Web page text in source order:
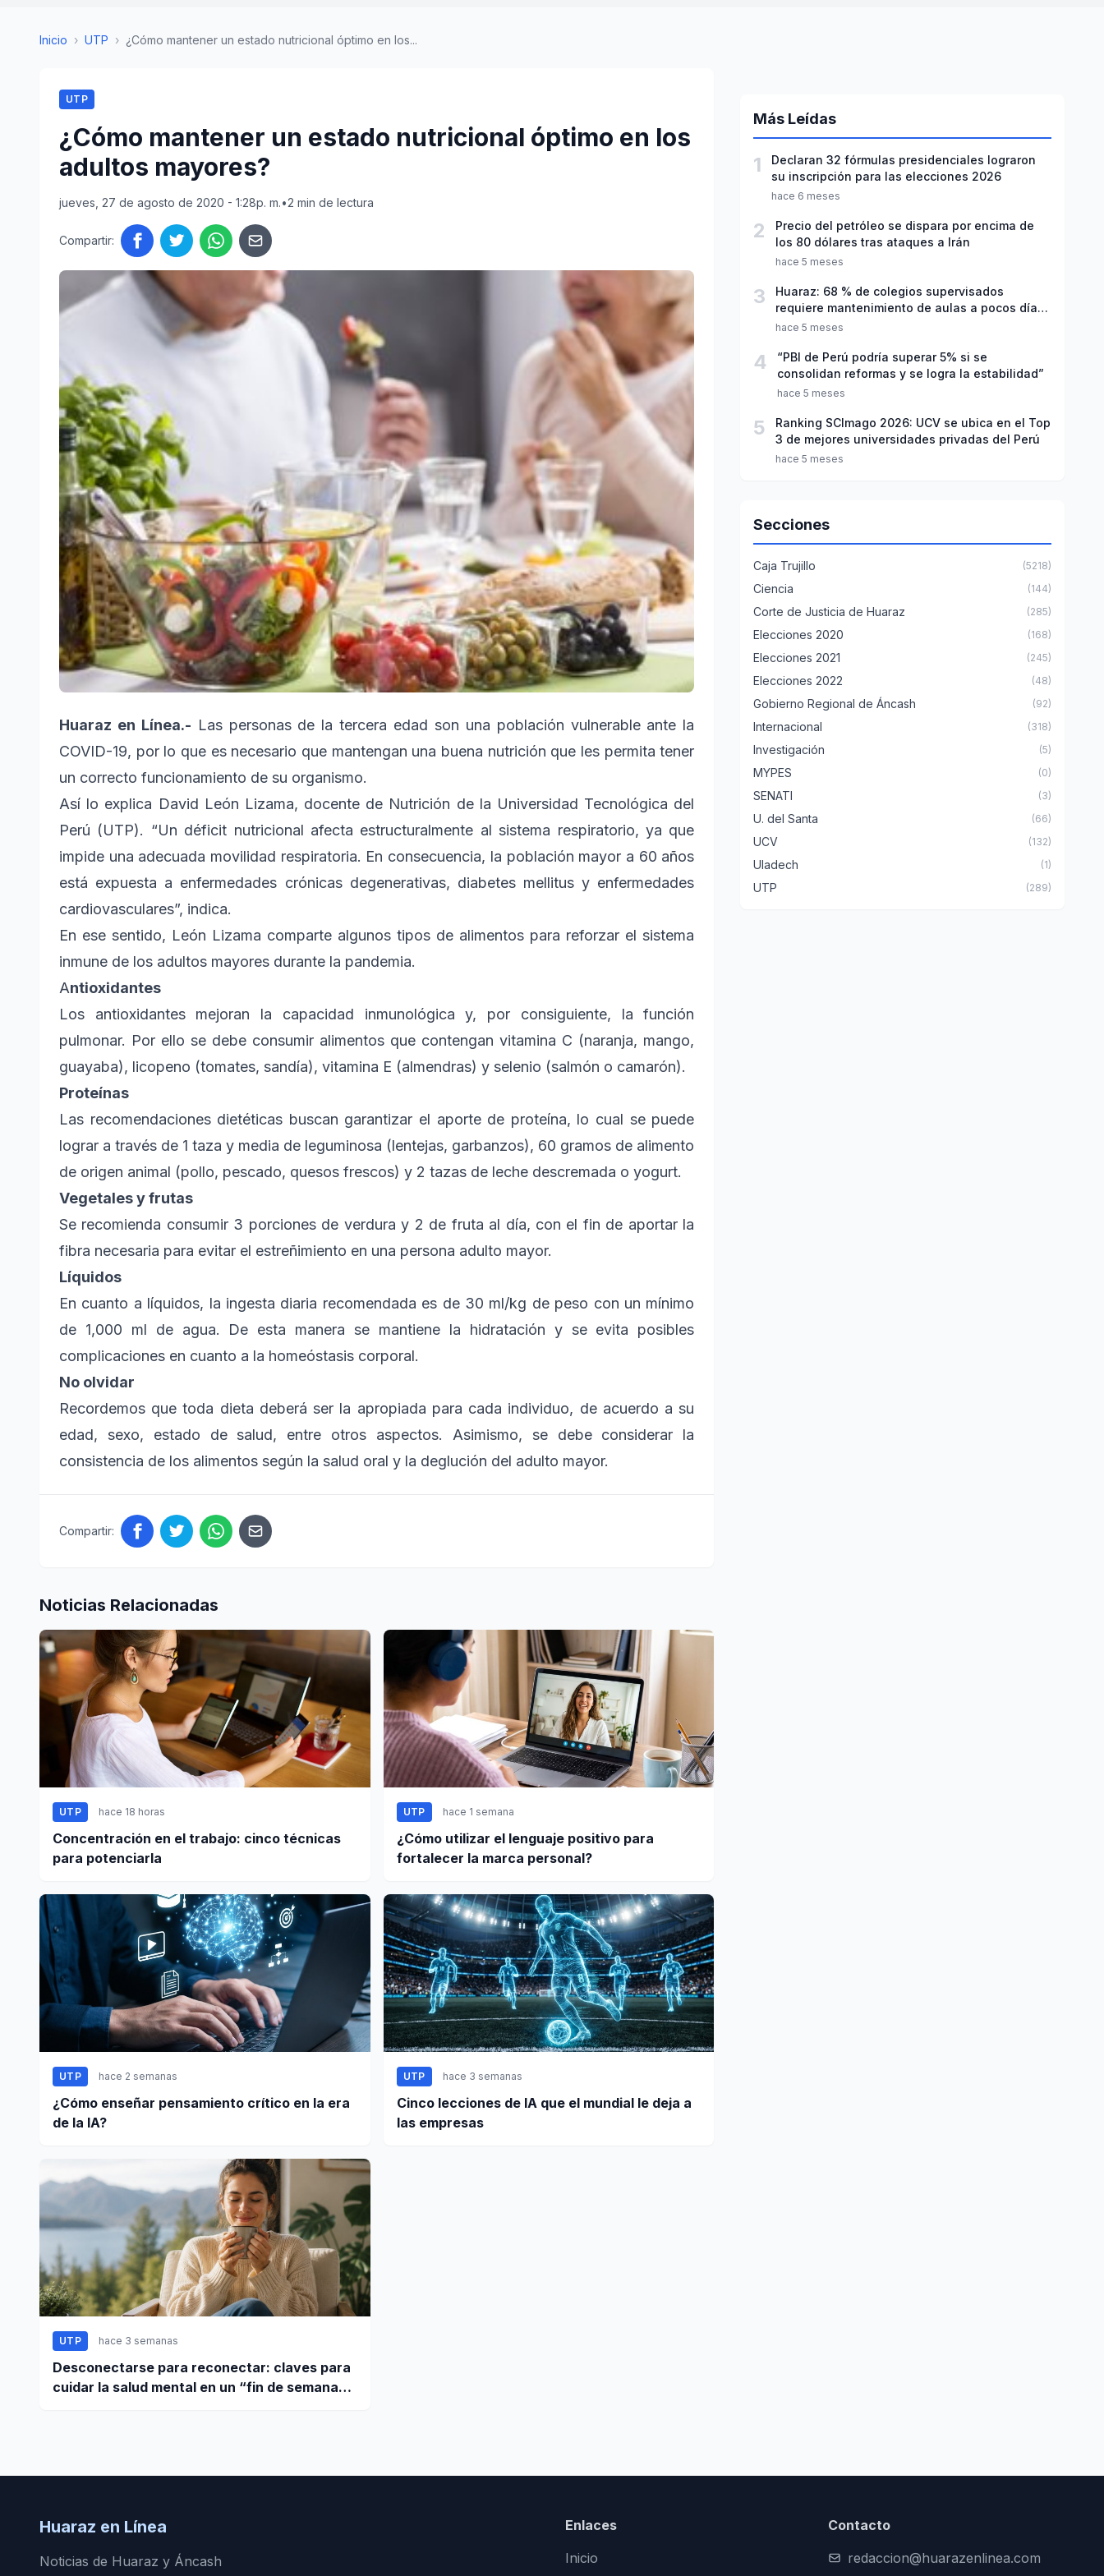
Inicio › UTP › ¿Cómo mantener un estado nutricional óptimo en los...
UTP
¿Cómo mantener un estado nutricional óptimo en los
adultos mayores?
jueves, 27 de agosto de 2020 - 1:28p. m.•2 min de lectura
Compartir:
Huaraz en Línea.- Las personas de la tercera edad son una población vulnerable ante la
COVID-19, por lo que es necesario que mantengan una buena nutrición que les permita tener
un correcto funcionamiento de su organismo.
Así lo explica David León Lizama, docente de Nutrición de la Universidad Tecnológica del
Perú (UTP). “Un déficit nutricional afecta estructuralmente al sistema respiratorio, ya que
impide una adecuada movilidad respiratoria. En consecuencia, la población mayor a 60 años
está expuesta a enfermedades crónicas degenerativas, diabetes mellitus y enfermedades
cardiovasculares”, indica.
En ese sentido, León Lizama comparte algunos tipos de alimentos para reforzar el sistema
inmune de los adultos mayores durante la pandemia.
Antioxidantes
Los antioxidantes mejoran la capacidad inmunológica y, por consiguiente, la función
pulmonar. Por ello se debe consumir alimentos que contengan vitamina C (naranja, mango,
guayaba), licopeno (tomates, sandía), vitamina E (almendras) y selenio (salmón o camarón).
Proteínas
Las recomendaciones dietéticas buscan garantizar el aporte de proteína, lo cual se puede
lograr a través de 1 taza y media de leguminosa (lentejas, garbanzos), 60 gramos de alimento
de origen animal (pollo, pescado, quesos frescos) y 2 tazas de leche descremada o yogurt.
Vegetales y frutas
Se recomienda consumir 3 porciones de verdura y 2 de fruta al día, con el fin de aportar la
fibra necesaria para evitar el estreñimiento en una persona adulto mayor.
Líquidos
En cuanto a líquidos, la ingesta diaria recomendada es de 30 ml/kg de peso con un mínimo
de 1,000 ml de agua. De esta manera se mantiene la hidratación y se evita posibles
complicaciones en cuanto a la homeóstasis corporal.
No olvidar
Recordemos que toda dieta deberá ser la apropiada para cada individuo, de acuerdo a su
edad, sexo, estado de salud, entre otros aspectos. Asimismo, se debe considerar la
consistencia de los alimentos según la salud oral y la deglución del adulto mayor.
Compartir:
Noticias Relacionadas
UTP hace 18 horas
Concentración en el trabajo: cinco técnicas
para potenciarla
UTP hace 1 semana
¿Cómo utilizar el lenguaje positivo para
fortalecer la marca personal?
UTP hace 2 semanas
¿Cómo enseñar pensamiento crítico en la era
de la IA?
UTP hace 3 semanas
Cinco lecciones de IA que el mundial le deja a
las empresas
UTP hace 3 semanas
Desconectarse para reconectar: claves para
cuidar la salud mental en un “fin de semana
Más Leídas
1
Declaran 32 fórmulas presidenciales lograron
su inscripción para las elecciones 2026
hace 6 meses
2
Precio del petróleo se dispara por encima de
los 80 dólares tras ataques a Irán
hace 5 meses
3
Huaraz: 68 % de colegios supervisados
requiere mantenimiento de aulas a pocos días
de inicio del año escolar 2026
hace 5 meses
4
“PBI de Perú podría superar 5% si se
consolidan reformas y se logra la estabilidad”
hace 5 meses
5
Ranking SCImago 2026: UCV se ubica en el Top
3 de mejores universidades privadas del Perú
hace 5 meses
Secciones
Caja Trujillo (5218)
Ciencia (144)
Corte de Justicia de Huaraz (285)
Elecciones 2020 (168)
Elecciones 2021 (245)
Elecciones 2022 (48)
Gobierno Regional de Áncash (92)
Internacional (318)
Investigación (5)
MYPES (0)
SENATI (3)
U. del Santa (66)
UCV (132)
Uladech (1)
UTP (289)
Huaraz en Línea
Noticias de Huaraz y Áncash
Enlaces
Inicio
Contacto
redaccion@huarazenlinea.com